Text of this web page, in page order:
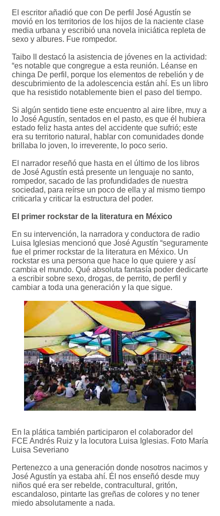
El escritor añadió que con De perfil José Agustín se
movió en los territorios de los hijos de la naciente clase
media urbana y escribió una novela iniciática repleta de
sexo y albures. Fue rompedor.
Taibo II destacó la asistencia de jóvenes en la actividad:
“es notable que congregue a esta reunión. Léanse en
chinga De perfil, porque los elementos de rebelión y de
descubrimiento de la adolescencia están ahí. Es un libro
que ha resistido notablemente bien el paso del tiempo.
Si algún sentido tiene este encuentro al aire libre, muy a
lo José Agustín, sentados en el pasto, es que él hubiera
estado feliz hasta antes del accidente que sufrió; este
era su territorio natural, hablar con comunidades donde
brillaba lo joven, lo irreverente, lo poco serio.
El narrador reseñó que hasta en el último de los libros
de José Agustín está presente un lenguaje no santo,
rompedor, sacado de las profundidades de nuestra
sociedad, para reírse un poco de ella y al mismo tiempo
criticarla y criticar la estructura del poder.
El primer rockstar de la literatura en México
En su intervención, la narradora y conductora de radio
Luisa Iglesias mencionó que José Agustín “seguramente
fue el primer rockstar de la literatura en México. Un
rockstar es una persona que hace lo que quiere y así
cambia el mundo. Qué absoluta fantasía poder dedicarte
a escribir sobre sexo, drogas, de perrito, de perfil y
cambiar a toda una generación y la que sigue.
En la plática también participaron el colaborador del
FCE Andrés Ruiz y la locutora Luisa Iglesias. Foto María
Luisa Severiano
Pertenezco a una generación donde nosotros nacimos y
José Agustín ya estaba ahí. Él nos enseñó desde muy
niños qué era ser rebelde, contracultural, gritón,
escandaloso, pintarte las greñas de colores y no tener
miedo absolutamente a nada.